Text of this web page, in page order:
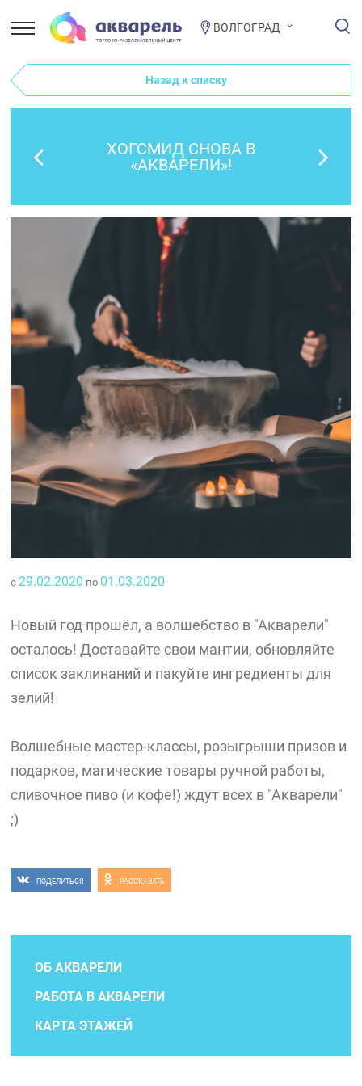
ВОЛГОГРАД
Назад к списку
ХОГСМИД СНОВА В
«АКВАРЕЛИ»!
с 29.02.2020 по 01.03.2020
Новый год прошёл, а волшебство в "Акварели"
осталось! Доставайте свои мантии, обновляйте
список заклинаний и пакуйте ингредиенты для
зелий!
Волшебные мастер-классы, розыгрыши призов и
подарков, магические товары ручной работы,
сливочное пиво (и кофе!) ждут всех в "Акварели"
;)
ПОДЕЛИТЬСЯ РАССКАЗАТЬ
ОБ АКВАРЕЛИ
РАБОТА В АКВАРЕЛИ
КАРТА ЭТАЖЕЙ